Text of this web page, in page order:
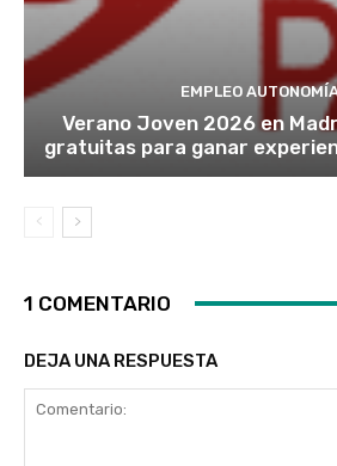
EMPLEO
Verano Joven 2026 en
gratuitas para ganar
1 COMENTARIO
DEJA UNA RESPUESTA